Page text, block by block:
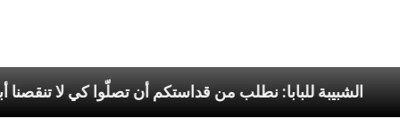
الشبيبة للبابا: نطلب من قداستكم أن السّلام